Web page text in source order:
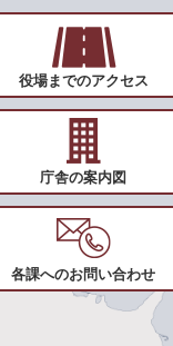
役場までのアクセス
庁舎の案内図
各課へのお問い合わせ